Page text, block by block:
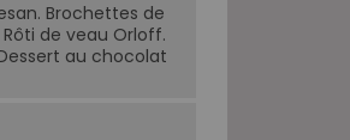
Brochettes de
de veau Orloff.
au chocolat